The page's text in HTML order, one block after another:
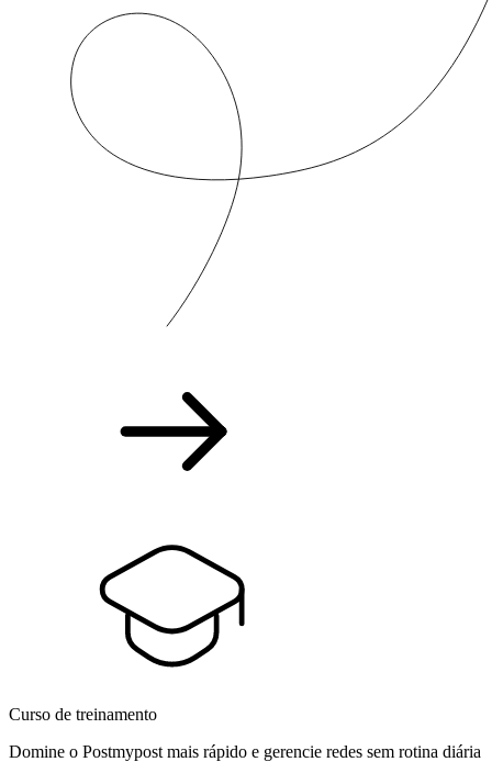
Curso de treinamento
Domine o Postmypost mais rápido e gerencie redes sem rotina diária